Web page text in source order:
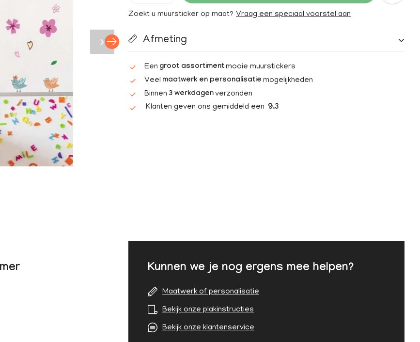
Zoekt u muursticker op maat? Vraag een speciaal voorstel aan
Afmeting
Een groot assortimentmooie muurstickers
Veel maatwerk en personalisatie mogelijkheden
Binnen 3 werkdagenverzonden
Klanten geven ons gemiddeld een 9.3
Kunnen we je nog ergens mee helpen?
Maatwerk of personalisatie
Bekijk onze plakinstructies
Bekijk onze klantenservice